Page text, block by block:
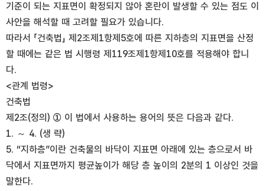
기준이 되는 지표면이 확정되지 않아 혼란이 발생할 수 있는 점도 이
사안을 해석할 때 고려할 필요가 있습니다.
따라서 「건축법」 제2조제1항제5호에 따른 지하층의 지표면을 산정
할 때에는 같은 법 시행령 제119조제1항제10호를 적용해야 합니
다.
<관계 법령>
건축법
제2조(정의) ① 이 법에서 사용하는 용어의 뜻은 다음과 같다.
1. ～ 4. (생 략)
5. “지하층”이란 건축물의 바닥이 지표면 아래에 있는 층으로서 바
닥에서 지표면까지 평균높이가 해당 층 높이의 2분의 1 이상인 것을
말한다.